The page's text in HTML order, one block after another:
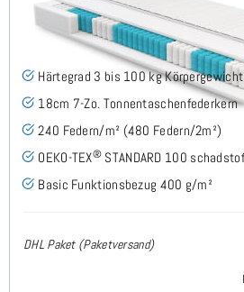
Roy H3 (Basic) TTFK-
(53)
Härtegrad 3 bis 100 kg Körpergewicht
18cm 7-Zo. Tonnentaschenfederkern
240 Federn/m² (480 Federn/2m²)
OEKO-TEX® STANDARD 100
Basic Funktionsbezug 400 g/m²
DHL Paket (Paketversand)